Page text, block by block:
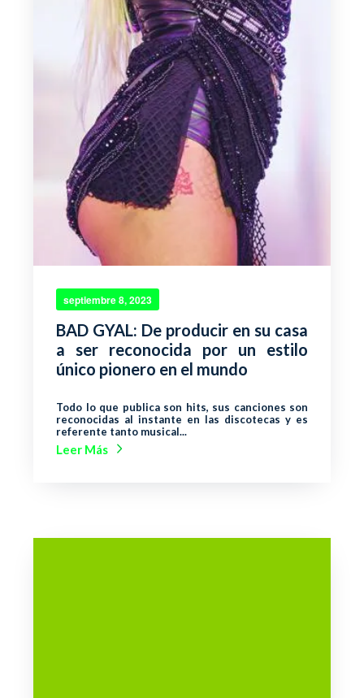
septiembre 8, 2023
BAD GYAL: De producir en su casa
a ser reconocida por un estilo
único pionero en el mundo
Todo lo que publica son hits, sus canciones son
reconocidas al instante en las discotecas y es
referente tanto musical...
Leer Más